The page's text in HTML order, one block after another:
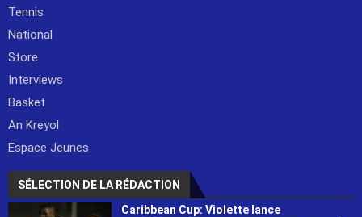
Tennis
National
Store
Interviews
Basket
An Kreyol
Espace Jeunes
SÉLECTION DE LA RÉDACTION
Caribbean Cup: Violette lance